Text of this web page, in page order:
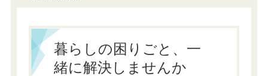
暮らしの困りごと、一
緒に解決しませんか